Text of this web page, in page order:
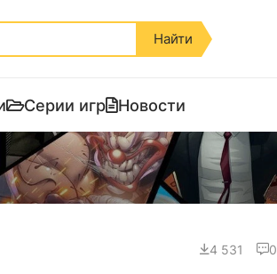
Найти
Серии игр Новости
4 531 0